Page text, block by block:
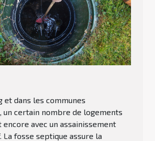
et dans les communes
un certain nombre de logements
avec un assainissement
La fosse septique assure la